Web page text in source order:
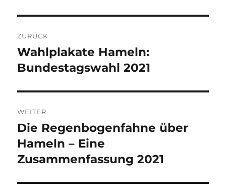
ZURÜCK
Vorheriger
Beitrag:
Wahlplakate Hameln:
Bundestagswahl 2021
WEITER
Nächster
Beitrag:
Die Regenbogenfahne über
Hameln – Eine
Zusammenfassung 2021